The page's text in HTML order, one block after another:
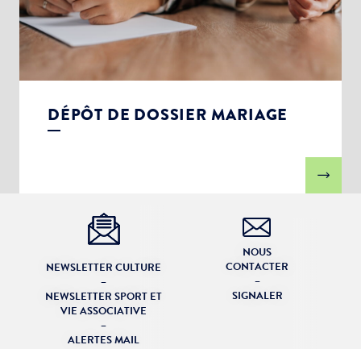
DÉPÔT DE DOSSIER MARIAGE
NEWSLETTER CULTURE
–
NEWSLETTER SPORT ET
VIE ASSOCIATIVE
–
ALERTES MAIL
NOUS
CONTACTER
–
SIGNALER